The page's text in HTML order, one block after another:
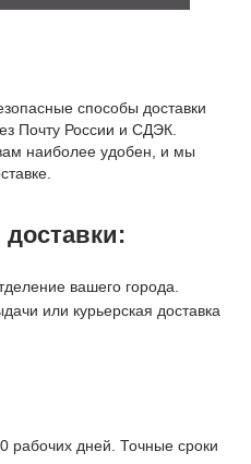
способы доставки
Почту России и СДЭК.
наиболее удобен, и мы
вашего города.
или курьерская доставка
рабочих дней. Точные сроки